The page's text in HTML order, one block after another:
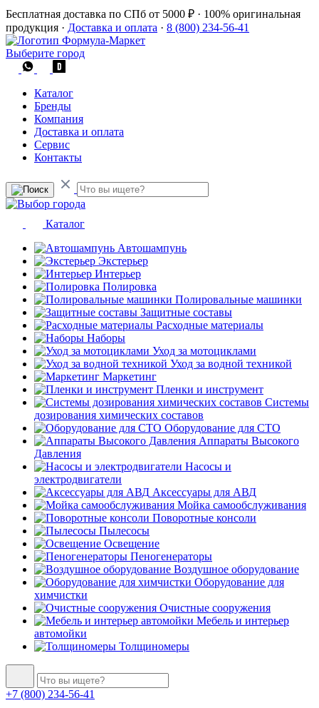
Бесплатная доставка по СПб от 5000 ₽ · 100% оригинальная
продукция · Доставка и оплата · 8 (800) 234-56-41
Выберите город
Каталог
Бренды
Компания
Доставка и оплата
Сервис
Контакты
Каталог
Автошампунь
Экстерьер
Интерьер
Полировка
Полировальные машинки
Защитные составы
Расходные материалы
Наборы
Уход за мотоциклами
Уход за водной техникой
Маркетинг
Пленки и инструмент
Системы
дозирования химических составов
Оборудование для СТО
Аппараты Высокого
Давления
Насосы и
электродвигатели
Аксессуары для АВД
Мойка самообслуживания
Поворотные консоли
Пылесосы
Освещение
Пеногенераторы
Воздушное оборудование
Оборудование для
химчистки
Очистные сооружения
Мебель и интерьер
автомойки
Толщиномеры
+7 (800) 234-56-41